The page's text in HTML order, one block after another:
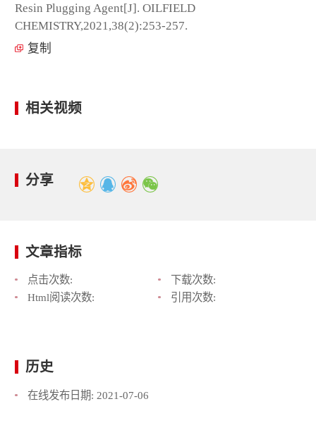
Resin Plugging Agent[J]. OILFIELD
CHEMISTRY,2021,38(2):253-257.
复制
相关视频
分享
文章指标
点击次数:
下载次数:
Html阅读次数:
引用次数:
历史
在线发布日期: 2021-07-06